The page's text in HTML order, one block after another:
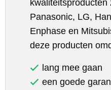
kwaliteitsproducten
Panasonic, LG,
Enphase en
deze producten
lang mee gaan
een goede